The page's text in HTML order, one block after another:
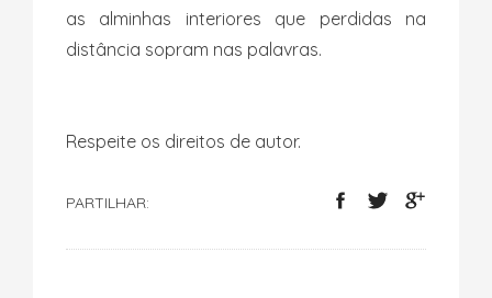
as alminhas interiores que perdidas na
distância sopram nas palavras.
Respeite os direitos de autor.
PARTILHAR: